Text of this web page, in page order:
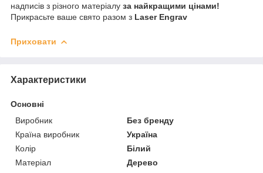
надписів з різного матеріалу за найкращими цінами!
Прикрасьте ваше свято разом з Laser Engrav
Приховати
Характеристики
Основні
Виробник
Без бренду
Країна виробник
Україна
Колір
Білий
Матеріал
Дерево